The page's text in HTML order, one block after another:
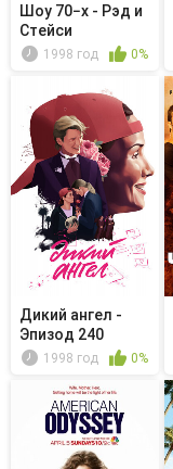
Шоу 70−х - Рэд и
Стейси
1998 год 0%
Дикий ангел -
Эпизод 240
1998 год 0%